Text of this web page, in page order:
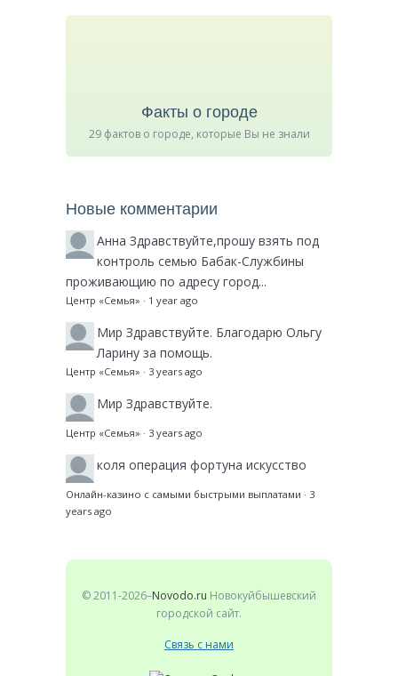
Факты о городе
29 фактов о городе, которые Вы не знали
Новые комментарии
Анна Здравствуйте,прошу взять под
контроль семью Бабак-Службины
проживающию по адресу город...
Центр «Семья» · 1 year ago
Мир Здравствуйте. Благодарю Ольгу
Ларину за помощь.
Центр «Семья» · 3 years ago
Мир Здравствуйте.
Центр «Семья» · 3 years ago
коля операция фортуна искусство
Онлайн-казино с самыми быстрыми выплатами · 3
years ago
© 2011-2026–Novodo.ru Новокуйбышевский
городской сайт.
Связь с нами